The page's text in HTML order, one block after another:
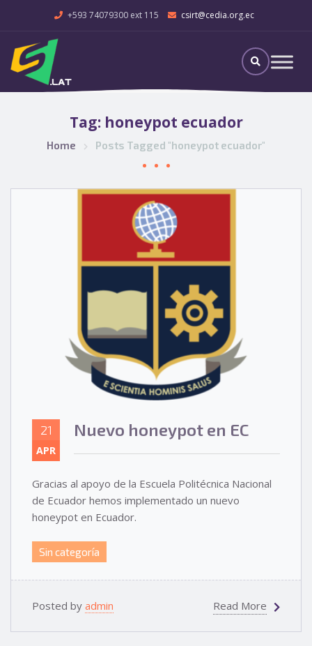
+593 74079300 ext 115 csirt@cedia.org.ec
Tag: honeypot ecuador
Home Posts Tagged "honeypot ecuador"
21
APR
Nuevo honeypot en EC
Gracias al apoyo de la Escuela Politécnica Nacional
de Ecuador hemos implementado un nuevo
honeypot en Ecuador.
Sin categoría
Posted by admin Read More